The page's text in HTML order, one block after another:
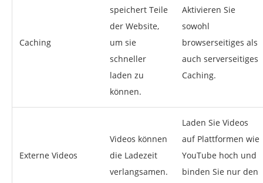
Caching
speichert Teile
der Website,
um sie
schneller
laden zu
können.
Aktivieren Sie
sowohl
browserseitiges als
auch serverseitiges
Caching.
Externe Videos
Videos können
die Ladezeit
verlangsamen.
Laden Sie Videos
auf Plattformen wie
YouTube hoch und
binden Sie nur den